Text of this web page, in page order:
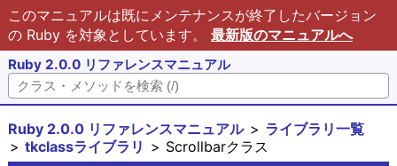
このマニュアルは既にメンテナンスが終了したバージョン
の Ruby を対象としています。 最新版のマニュアルへ
Ruby 2.0.0 リファレンスマニュアル
Ruby 2.0.0 リファレンスマニュアル
ライブラリ一覧
tkclassライブラリ
Scrollbarクラス